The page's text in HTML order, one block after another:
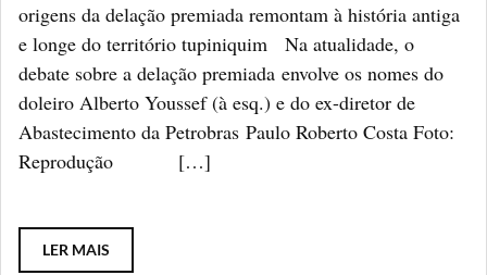
origens da delação premiada remontam à história antiga
e longe do território tupiniquim Na atualidade, o
debate sobre a delação premiada envolve os nomes do
doleiro Alberto Youssef (à esq.) e do ex-diretor de
Abastecimento da Petrobras Paulo Roberto Costa Foto:
Reprodução […]
LER MAIS